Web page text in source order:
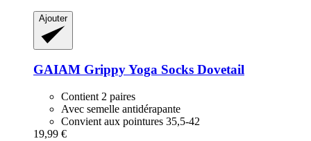
Ajouter
GAIAM Grippy Yoga Socks Dovetail
Contient 2 paires
Avec semelle antidérapante
Convient aux pointures 35,5-42
19,99 €